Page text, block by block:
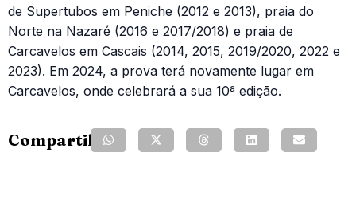
de Supertubos em Peniche (2012 e 2013), praia do
Norte na Nazaré (2016 e 2017/2018) e praia de
Carcavelos em Cascais (2014, 2015, 2019/2020, 2022 e
2023). Em 2024, a prova terá novamente lugar em
Carcavelos, onde celebrará a sua 10ª edição.
Compartilhe: